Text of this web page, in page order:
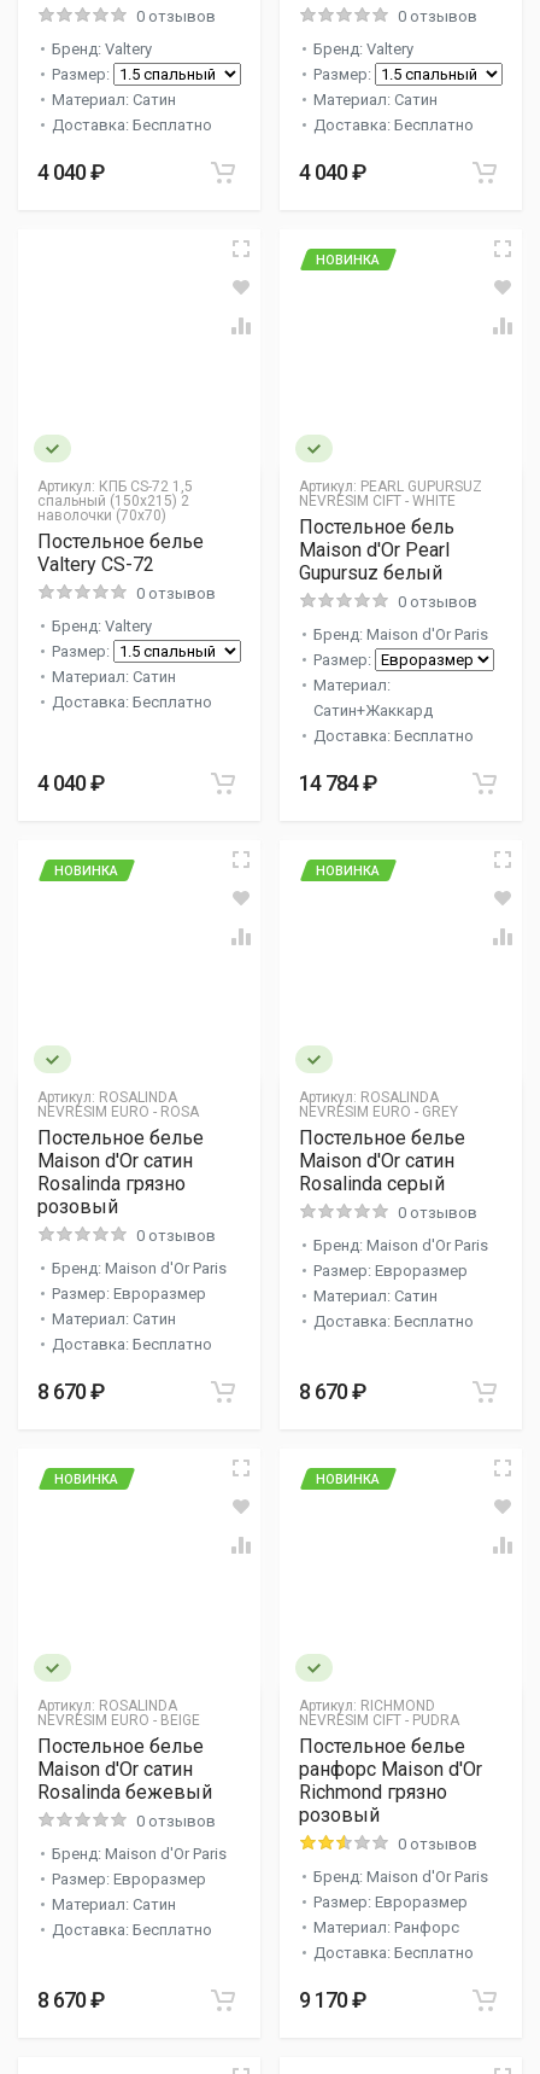
0 отзывов
Бренд: Valtery
Размер:
Материал: Сатин
Доставка: Бесплатно
4 040 ₽
0 отзывов
Бренд: Valtery
Размер:
Материал: Сатин
Доставка: Бесплатно
4 040 ₽
Артикул: КПБ CS-72 1,5
спальный (150х215) 2
наволочки (70х70)
Постельное белье
Valtery CS-72
0 отзывов
Бренд: Valtery
Размер:
Материал: Сатин
Доставка: Бесплатно
4 040 ₽
Артикул: PEARL GUPURSUZ
NEVRESIM CIFT - WHITE
НОВИНКА
Постельное бель
Maison d'Or Pearl
Gupursuz белый
0 отзывов
Бренд: Maison d'Or Paris
Размер:
Материал:
Сатин+Жаккард
Доставка: Бесплатно
14 784 ₽
Артикул: ROSALINDA
NEVRESIM EURO - ROSA
НОВИНКА
Постельное белье
Maison d'Or сатин
Rosalinda грязно
розовый
0 отзывов
Бренд: Maison d'Or Paris
Размер: Евроразмер
Материал: Сатин
Доставка: Бесплатно
8 670 ₽
Артикул: ROSALINDA
NEVRESIM EURO - GREY
НОВИНКА
Постельное белье
Maison d'Or сатин
Rosalinda серый
0 отзывов
Бренд: Maison d'Or Paris
Размер: Евроразмер
Материал: Сатин
Доставка: Бесплатно
8 670 ₽
Артикул: ROSALINDA
NEVRESIM EURO - BEIGE
НОВИНКА
Постельное белье
Maison d'Or сатин
Rosalinda бежевый
0 отзывов
Бренд: Maison d'Or Paris
Размер: Евроразмер
Материал: Сатин
Доставка: Бесплатно
8 670 ₽
Артикул: RICHMOND
NEVRESIM CIFT - PUDRA
НОВИНКА
Постельное белье
ранфорс Maison d'Or
Richmond грязно
розовый
0 отзывов
Бренд: Maison d'Or Paris
Размер: Евроразмер
Материал: Ранфорс
Доставка: Бесплатно
9 170 ₽